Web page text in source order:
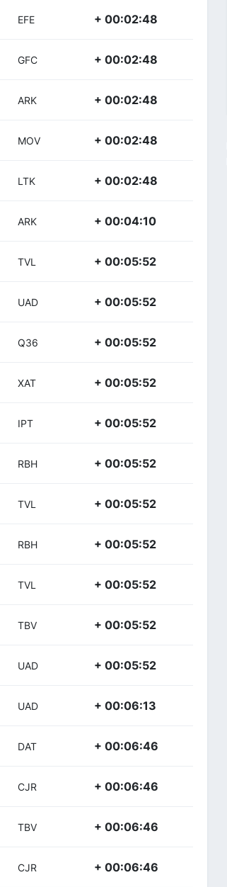
EFE + 00:02:48
GFC + 00:02:48
ARK + 00:02:48
MOV + 00:02:48
LTK + 00:02:48
ARK + 00:04:10
TVL + 00:05:52
UAD + 00:05:52
Q36 + 00:05:52
XAT + 00:05:52
IPT + 00:05:52
RBH + 00:05:52
TVL + 00:05:52
RBH + 00:05:52
TVL + 00:05:52
TBV + 00:05:52
UAD + 00:05:52
UAD + 00:06:13
DAT + 00:06:46
CJR + 00:06:46
TBV + 00:06:46
CJR + 00:06:46